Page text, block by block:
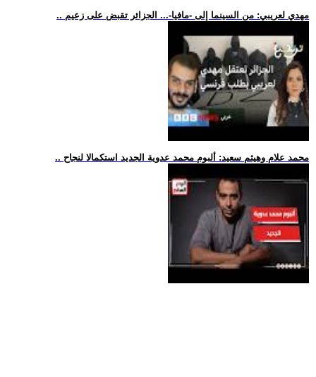
.. مهدي لعريبي: من السينما إلى -مافيا-... الجزائر تقبض على زعيم
.. محمد علام وهيثم سعيد: ألبوم محمد عدوية الجديد استكمالا لنجاح